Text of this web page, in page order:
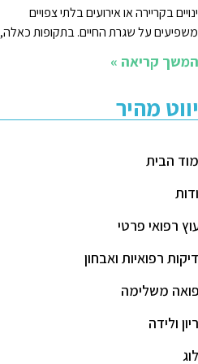
בקריירה או אירועים בלתי צפויים
על שגרת החיים. בתקופות כאלה,
קריאה »
מהיר
הבית
רפואי פרטי
רפואיות ואבחון
משלימה
ולידה